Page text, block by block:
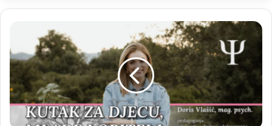
Kako
odabrati
stručnjaka
za
mentalno
zdravlje